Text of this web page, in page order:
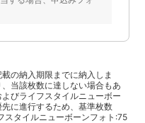
の納入期限までに納入しま
当該枚数に達しない場合もあ
びライフスタイルニューボー
に進行するため、基準枚数
スタイルニューボーンフォト:75